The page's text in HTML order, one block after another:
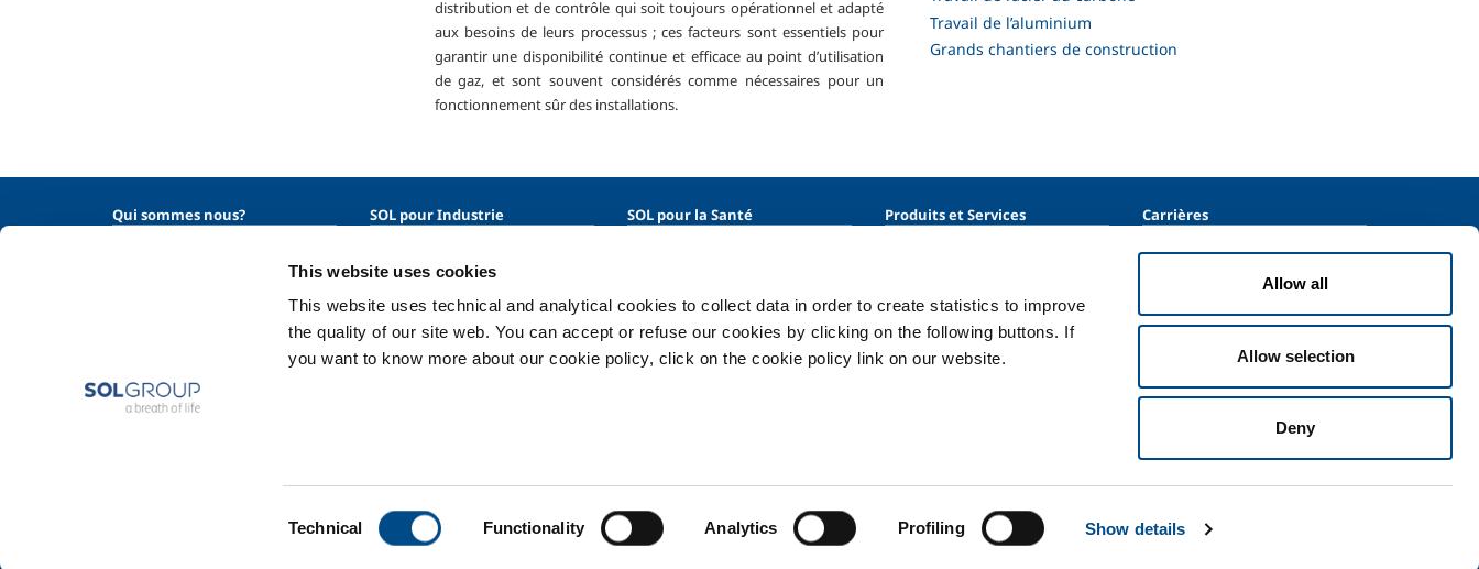
This website uses cookies
This website uses technical and analytical cookies to collect data in order to create statistics to improve
the quality of our site web. You can accept or refuse our cookies by clicking on the following buttons. If
you want to know more about our cookie policy, click on the cookie policy link on our website.
Technical Functionality Analytics Profiling Show details
Allow all
Allow selection
Deny
distribution et de contrôle qui soit toujours opérationnel et adapté
aux besoins de leurs processus ; ces facteurs sont essentiels pour
garantir une disponibilité continue et efficace au point d’utilisation
de gaz, et sont souvent considérés comme nécessaires pour un
fonctionnement sûr des installations.
Travail de l’aluminium
Grands chantiers de construction
Qui sommes nous?
Sécurité, environnement et
SOL pour Industrie
Production des métaux
Fabrication des métaux
Chimie & Pharma
Pétrole & Gaz
SOL pour la Santé
Systèmes de distribution des gaz
Gaz médicaux
Produits et Services
Carrières
Vie privée Conditions générales